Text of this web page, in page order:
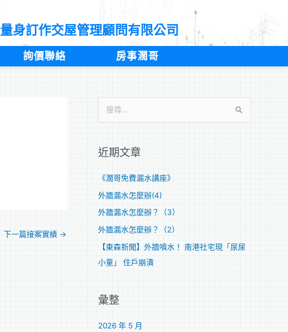
量身訂作交屋管理顧問有限公司
詢價聯絡 房事濶哥
下一篇接案實績 →
鍵
字
近期文章
《濶哥免費漏水講座》
外牆漏水怎麼辦(4)
外牆漏水怎麼辦？（3）
外牆漏水怎麼辦？（2）
【東森新聞】外牆噴水！ 南港社宅現「尿尿
小童」 住戶崩潰
彙整
2026 年 5 月